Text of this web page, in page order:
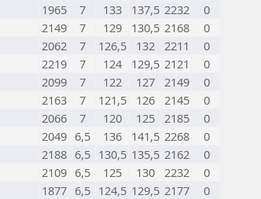
1965 7 133 137,5 2232
0
2149 7 129 130,5 2168
0
2062 7 126,5 132 2211
0
2219 7 124 129,5 2121
0
2099 7 122 127 2149
0
2163 7 121,5 126 2145
0
2066 7 120 125 2185
0
2049 6,5 136 141,5 2268
0
2188 6,5 130,5 135,5 2162
0
2109 6,5 125 130 2232
0
1877 6,5 124,5 129,5 2177
0